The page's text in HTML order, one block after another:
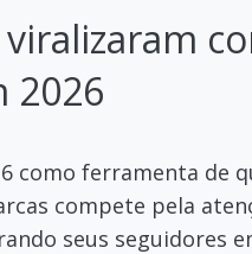
2026
como ferramenta de
compete pela
seus seguidores